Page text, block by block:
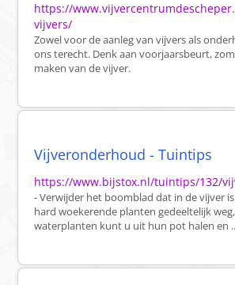
https://
vijvers/
Zowel voor de aanleg van vijvers als
ons terecht. Denk aan voorjaarsbeurt,
maken van de vijver.
Vijveronderhoud - Tuintips
https://www.bijstox.nl/tuintips/132/
- Verwijder het boomblad dat in de vijver
hard woekerende planten gedeeltelijk
waterplanten kunt u uit hun pot halen en